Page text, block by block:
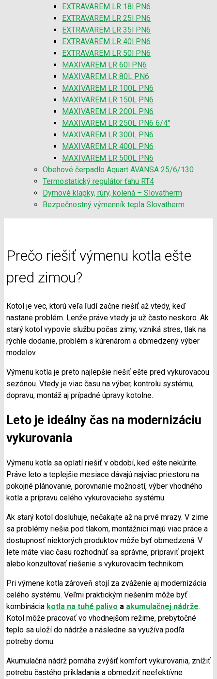
EXTRAVAREM LR 18l PN6
EXTRAVAREM LR 25l PN6
EXTRAVAREM LR 35l PN6
EXTRAVAREM LR 40l PN6
EXTRAVAREM LR 50l PN6
MAXIVAREM LR 60l PN6
MAXIVAREM LR 80L PN6
MAXIVAREM LR 100L PN6
MAXIVAREM LR 150L PN6
MAXIVAREM LR 200L PN6
MAXIVAREM LR 250L PN6 6/4″
MAXIVAREM LR 300L PN6
MAXIVAREM LR 400L PN6
MAXIVAREM LR 500L PN6
Obehové čerpadlo Aquart AVANSA 25/6/130
Termostatický regulátor ťahu RT4
Dymové klapky, rúry, kolená – Slovatherm
Bezpečnostný výmenník tepla Slovatherm
Prečo riešiť výmenu kotla ešte
pred zimou?
Kotol je vec, ktorú veľa ľudí začne riešiť až vtedy, keď
nastane problém. Lenže práve vtedy je už často neskoro. Ak
starý kotol vypovie službu počas zimy, vzniká stres, tlak na
rýchle dodanie, problém s kúrenárom a obmedzený výber
modelov.
Výmenu kotla je preto najlepšie riešiť ešte pred vykurovacou
sezónou. Vtedy je viac času na výber, kontrolu systému,
dopravu, montáž aj prípadné úpravy kotolne.
Leto je ideálny čas na modernizáciu
vykurovania
Výmenu kotla sa oplatí riešiť v období, keď ešte nekúrite.
Práve leto a teplejšie mesiace dávajú najviac priestoru na
pokojné plánovanie, porovnanie možností, výber vhodného
kotla a prípravu celého vykurovacieho systému.
Ak starý kotol dosluhuje, nečakajte až na prvé mrazy. V zime
sa problémy riešia pod tlakom, montážnici majú viac práce a
dostupnosť niektorých produktov môže byť obmedzená. V
lete máte viac času rozhodnúť sa správne, pripraviť projekt
alebo konzultovať riešenie s vykurovacím technikom.
Pri výmene kotla zároveň stojí za zváženie aj modernizácia
celého systému. Veľmi praktickým riešením môže byť
kombinácia kotla na tuhé palivo a akumulačnej nádrže.
Kotol môže pracovať vo vhodnejšom režime, prebytočné
teplo sa uloží do nádrže a následne sa využíva podľa
potreby domu.
Akumulačná nádrž pomáha zvýšiť komfort vykurovania, znížiť
potrebu častého prikladania a obmedziť neefektívne